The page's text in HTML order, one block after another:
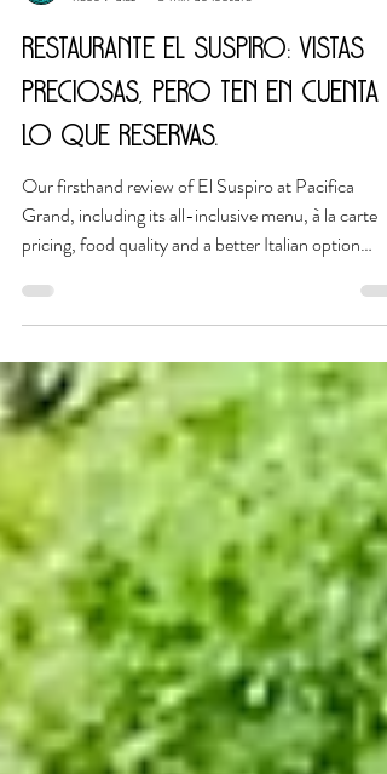
Team StayPV
hace 7 días
5 min de lectura
Restaurante El Suspiro: Vistas
lo que reservas.
Our firsthand review of El Suspiro at Pacifica
Grand, including its all-inclusive menu, à la carte